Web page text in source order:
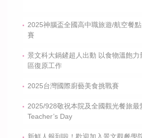
2025神腦盃全國高中職旅遊/航空餐
賽
景文科大鍋鏟超人出動 以食物溫飽力
區復原工作
2025台灣國際廚藝美食挑戰賽
2025/928敬祝本院及全國觀光餐旅最
Teacher’s Day